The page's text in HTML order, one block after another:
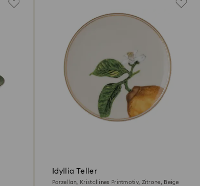
Idyllia Teller
Porzellan, Kristallines Printmotiv, Zitrone, Beige